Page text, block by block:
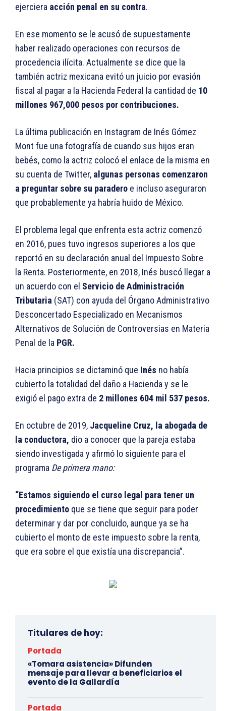
ejerciera acción penal en su contra.
En ese momento se le acusó de supuestamente
haber realizado operaciones con recursos de
procedencia ilícita. Actualmente se dice que la
también actriz mexicana evitó un juicio por evasión
fiscal al pagar a la Hacienda Federal la cantidad de 10
millones 967,000 pesos por contribuciones.
La última publicación en Instagram de Inés Gómez
Mont fue una fotografía de cuando sus hijos eran
bebés, como la actriz colocó el enlace de la misma en
su cuenta de Twitter, algunas personas comenzaron
a preguntar sobre su paradero e incluso aseguraron
que probablemente ya habría huido de México.
El problema legal que enfrenta esta actriz comenzó
en 2016, pues tuvo ingresos superiores a los que
reportó en su declaración anual del Impuesto Sobre
la Renta. Posteriormente, en 2018, Inés buscó llegar a
un acuerdo con el Servicio de Administración
Tributaria (SAT) con ayuda del Órgano Administrativo
Desconcertado Especializado en Mecanismos
Alternativos de Solución de Controversias en Materia
Penal de la PGR.
Hacia principios se dictaminó que Inés no había
cubierto la totalidad del daño a Hacienda y se le
exigió el pago extra de 2 millones 604 mil 537 pesos.
En octubre de 2019, Jacqueline Cruz, la abogada de
la conductora, dio a conocer que la pareja estaba
siendo investigada y afirmó lo siguiente para el
programa De primera mano:
“Estamos siguiendo el curso legal para tener un
procedimiento que se tiene que seguir para poder
determinar y dar por concluido, aunque ya se ha
cubierto el monto de este impuesto sobre la renta,
que era sobre el que existía una discrepancia”.
Titulares de hoy:
Portada
«Tomara asistencia» Difunden
mensaje para llevar a beneficiarios el
evento de la Gallardía
Portada